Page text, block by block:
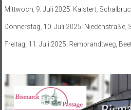
Mittwoch, 9. Juli 2025: Kalstert,
Donnerstag, 10. Juli 2025: Niedenstraße,
Freitag, 11. Juli 2025: Rembrandtweg,